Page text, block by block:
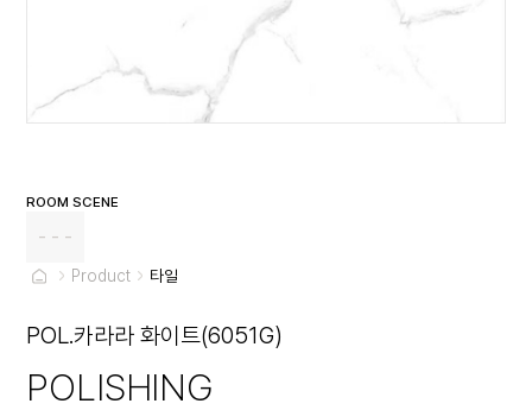
ROOM SCENE
- - -
Product 타일
POL.카라라 화이트(6051G)
POLISHING